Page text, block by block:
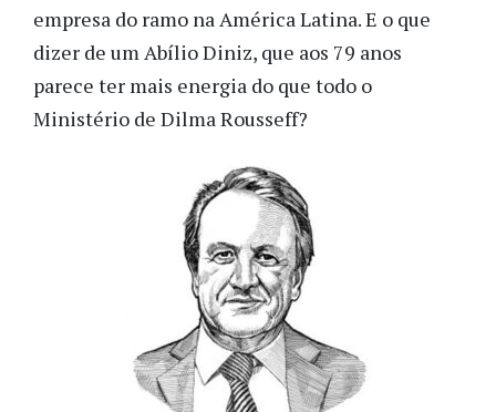
empresa do ramo na América Latina. E o que
dizer de um Abílio Diniz, que aos 79 anos
parece ter mais energia do que todo o
Ministério de Dilma Rousseff?